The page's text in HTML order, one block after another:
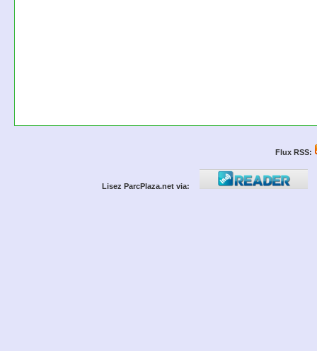
Flux RSS:
Lisez ParcPlaza.net via: